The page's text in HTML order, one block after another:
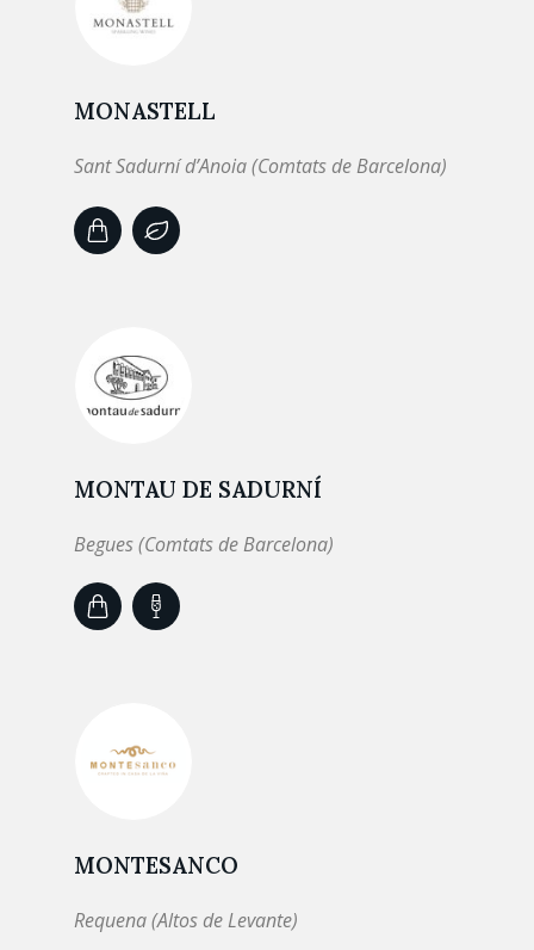
MONASTELL
Sant Sadurní d’Anoia (Comtats de Barcelona)
MONTAU DE SADURNÍ
Begues (Comtats de Barcelona)
MONTESANCO
Requena (Altos de Levante)